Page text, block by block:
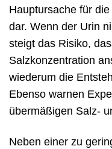
Hauptursache für
dar. Wenn der Urin
steigt das Risiko,
Salzkonzentration
wiederum die
Ebenso warnen
übermäßigen Salz-
Neben einer zu